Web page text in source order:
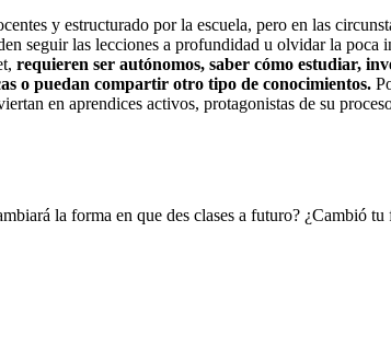
y estructurado por la escuela, pero en las
seguir las lecciones a profundidad u olvidar la
requieren ser autónomos, saber cómo estudiar,
o puedan compartir otro tipo de conocimientos.
en aprendices activos, protagonistas de su
la forma en que des clases a futuro? ¿Cambió